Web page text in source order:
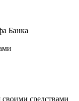
Банка
средствами